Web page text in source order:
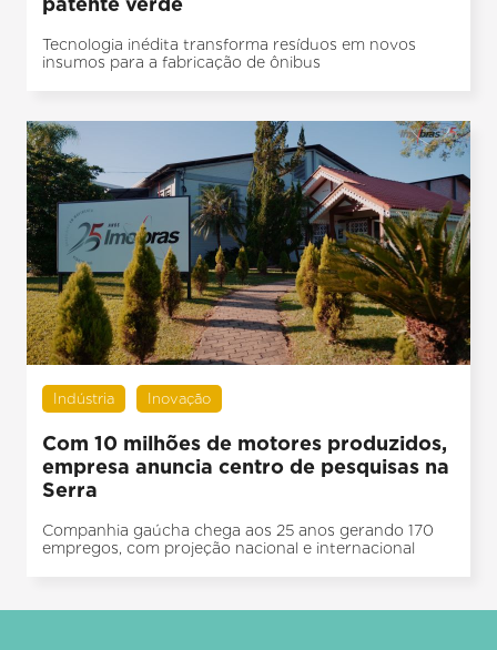
Tecnologia inédita transforma resíduos em novos
insumos para a fabricação de ônibus
Indústria Inovação
Com 10 milhões de motores produzidos,
empresa anuncia centro de pesquisas na
Serra
Companhia gaúcha chega aos 25 anos gerando 170
empregos, com projeção nacional e internacional